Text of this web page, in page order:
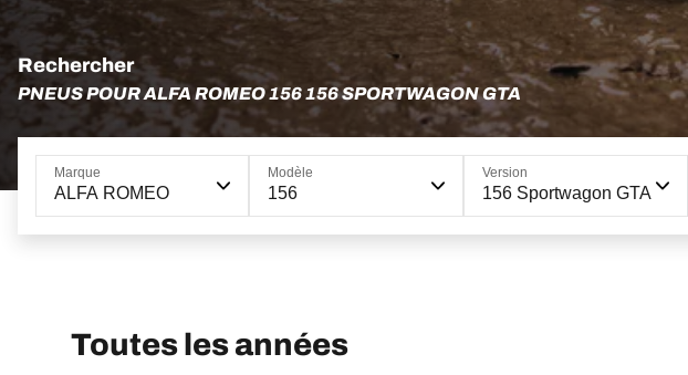
Rechercher
PNEUS POUR ALFA ROMEO 156 156 SPORTWAGON GTA
Marque
ALFA ROMEO
Modèle
156
Version
156 Sportwagon GTA
Toutes les années